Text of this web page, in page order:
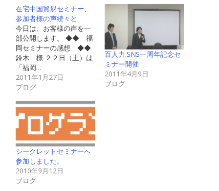
在宅中国貿易セミナー、
参加者様の声続々と
今日は、お客様の声を一
部公開します。 ◆◆ 福
岡セミナーの感想 ◆◆
鈴木 様 ２２日（土）は
「福岡…
2011年1月27日
ブログ
百人力.SNS一周年記念セ
ミナー開催
2011年4月9日
ブログ
シークレットセミナーへ
参加しました。
2010年9月12日
ブログ